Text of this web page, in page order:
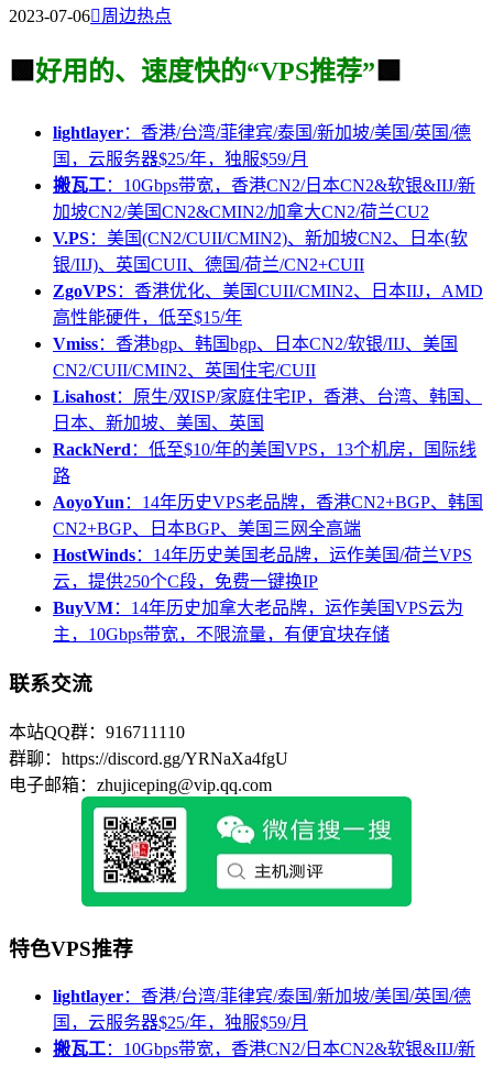
2023-07-06周边热点
🟩 好用的、速度快的“VPS推荐” 🟩
lightlayer：香港/台湾/菲律宾/泰国/新加坡/美国/英国/德
国，云服务器$25/年，独服$59/月
搬瓦工：10Gbps带宽，香港CN2/日本CN2&软银&IIJ/新
加坡CN2/美国CN2&CMIN2/加拿大CN2/荷兰CU2
V.PS：美国(CN2/CUII/CMIN2)、新加坡CN2、日本(软
银/IIJ)、英国CUII、德国/荷兰/CN2+CUII
ZgoVPS：香港优化、美国CUII/CMIN2、日本IIJ，AMD
高性能硬件，低至$15/年
Vmiss：香港bgp、韩国bgp、日本CN2/软银/IIJ、美国
CN2/CUII/CMIN2、英国住宅/CUII
Lisahost：原生/双ISP/家庭住宅IP，香港、台湾、韩国、
日本、新加坡、美国、英国
RackNerd：低至$10/年的美国VPS，13个机房，国际线
路
AoyoYun：14年历史VPS老品牌，香港CN2+BGP、韩国
CN2+BGP、日本BGP、美国三网全高端
HostWinds：14年历史美国老品牌，运作美国/荷兰VPS
云，提供250个C段，免费一键换IP
BuyVM：14年历史加拿大老品牌，运作美国VPS云为
主，10Gbps带宽，不限流量，有便宜块存储
联系交流
本站QQ群：916711110
群聊：https://discord.gg/YRNaXa4fgU
电子邮箱：zhujiceping@vip.qq.com
特色VPS推荐
lightlayer：香港/台湾/菲律宾/泰国/新加坡/美国/英国/德
国，云服务器$25/年，独服$59/月
搬瓦工：10Gbps带宽，香港CN2/日本CN2&软银&IIJ/新